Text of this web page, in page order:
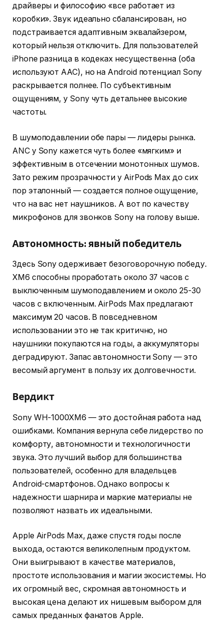
драйверы и философию «все работает из
коробки». Звук идеально сбалансирован, но
подстраивается адаптивным эквалайзером,
который нельзя отключить. Для пользователей
iPhone разница в кодеках несущественна (оба
используют AAC), но на Android потенциал Sony
раскрывается полнее. По субъективным
ощущениям, у Sony чуть детальнее высокие
частоты.
В шумоподавлении обе пары — лидеры рынка.
ANC у Sony кажется чуть более «мягким» и
эффективным в отсечении монотонных шумов.
Зато режим прозрачности у AirPods Max до сих
пор эталонный — создается полное ощущение,
что на вас нет наушников. А вот по качеству
микрофонов для звонков Sony на голову выше.
Автономность: явный победитель
Здесь Sony одерживает безоговорочную победу.
XM6 способны проработать около 37 часов с
выключенным шумоподавлением и около 25-30
часов с включенным. AirPods Max предлагают
максимум 20 часов. В повседневном
использовании это не так критично, но
наушники покупаются на годы, а аккумуляторы
деградируют. Запас автономности Sony — это
весомый аргумент в пользу их долговечности.
Вердикт
Sony WH-1000XM6 — это достойная работа над
ошибками. Компания вернула себе лидерство по
комфорту, автономности и технологичности
звука. Это лучший выбор для большинства
пользователей, особенно для владельцев
Android-смартфонов. Однако вопросы к
надежности шарнира и маркие материалы не
позволяют назвать их идеальными.
Apple AirPods Max, даже спустя годы после
выхода, остаются великолепным продуктом.
Они выигрывают в качестве материалов,
простоте использования и магии экосистемы. Но
их огромный вес, скромная автономность и
высокая цена делают их нишевым выбором для
самых преданных фанатов Apple.